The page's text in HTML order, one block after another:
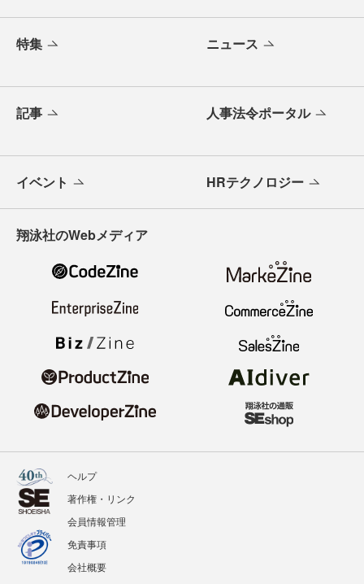
特集 ニュース
記事 人事法令ポータル
イベント HRテクノロジー
翔泳社のWebメディア
ヘルプ
著作権・リンク
会員情報管理
免責事項
会社概要